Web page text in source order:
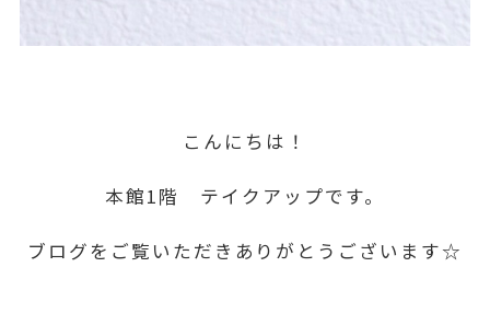
こんにちは！
本館1階 テイクアップです。
ブログをご覧いただきありがとうございます☆